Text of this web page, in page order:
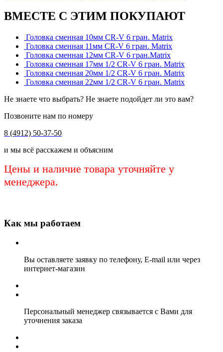
ВМЕСТЕ С ЭТИМ ПОКУПАЮТ
Головка сменная 10мм CR-V 6 гран. Matrix
Головка сменная 11мм CR-V 6 гран. Matrix
Головка сменная 12мм CR-V 6 гран.Matrix
Головка сменная 17мм 1/2 CR-V 6 гран. Matrix
Головка сменная 20мм 1/2 CR-V 6 гран. Matrix
Головка сменная 22мм 1/2 CR-V 6 гран. Matrix
Не знаете что выбрать? Не знаете подойдет ли это вам?
Позвоните нам по номеру
8 (4912) 50-37-50
и мы всё расскажем и объясним
Цены и наличие товара уточняйте у
менеджера.
Как мы работаем
Вы оставляете заявку по телефону, E-mail или через
интернет-магазин
Персональный менеджер связывается с Вами для
уточнения заказа